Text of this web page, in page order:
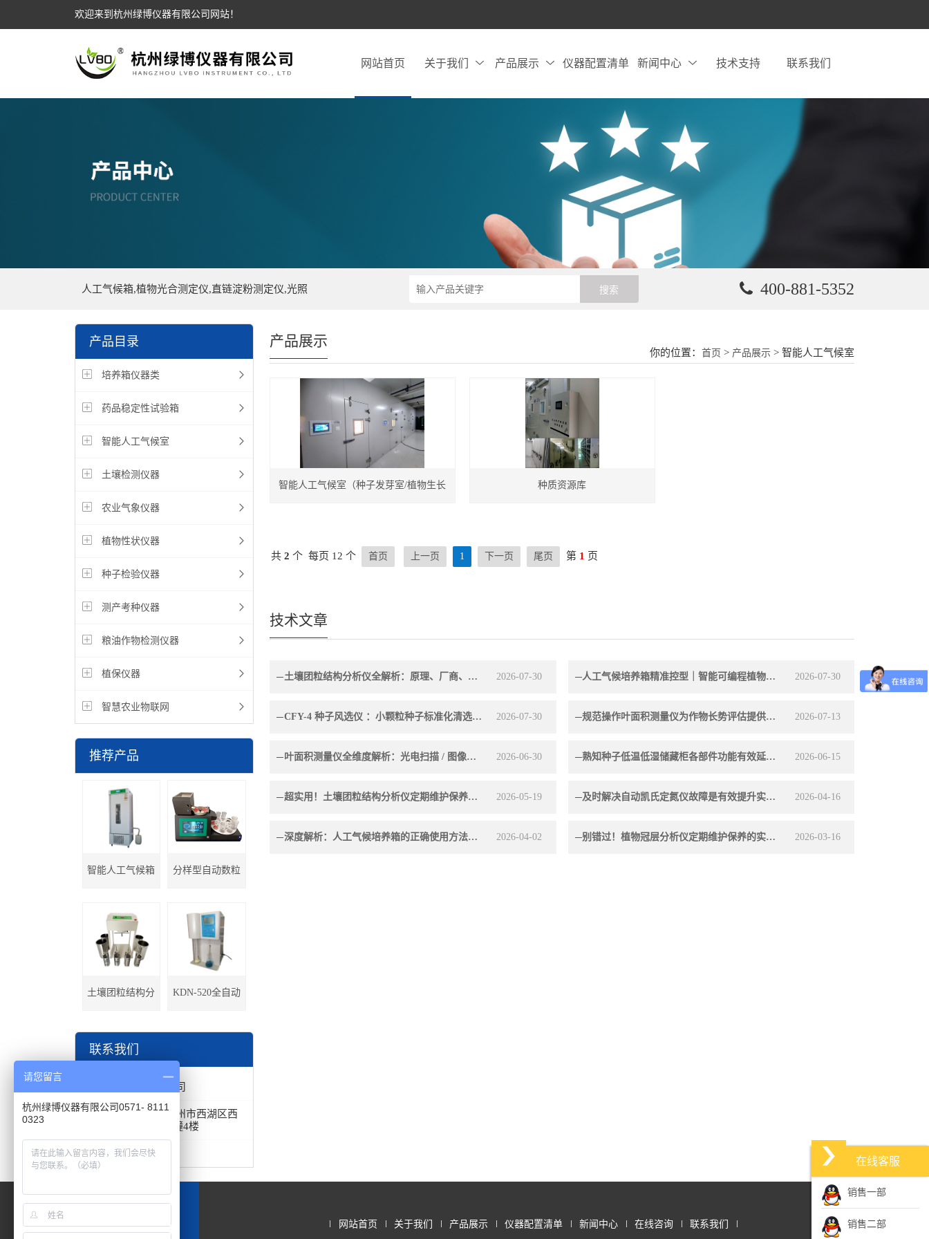
欢迎来到杭州绿博仪器有限公司网站！
网站首页 关于我们 产品展示 仪器配置清单 新闻中心 技术支持 联系我们
人工气候箱,植物光合测定仪,直链淀粉测定仪,光照 400-881-5352
产品目录
培养箱仪器类
药品稳定性试验箱
智能人工气候室
土壤检测仪器
农业气象仪器
植物性状仪器
种子检验仪器
测产考种仪器
粮油作物检测仪器
植保仪器
智慧农业物联网
推荐产品
智能人工气候箱 分样型自动数粒
土壤团粒结构分 KDN-520全自动
联系我们
杭州绿博仪器有限公司
公司地址： 浙江省杭州市西湖区西
湖科技园福华大厦A幢4楼
电话： 400-881-5352
你的位置：首页 > 产品展示 > 智能人工气候室
产品展示
智能人工气候室（种子发芽室/植物生长 种质资源库
共 2 个 每页 12 个 首页 上一页 1 下一页 尾页 第 1 页
技术文章
土壤团粒结构分析仪全解析：原理、厂商、选型，看完就懂！ 2026-07-30 人工气候培养箱精准控型｜智能可编程植物育苗与科研试验设备详解 2026-07-30
CFY-4 种子风选仪 ：小颗粒种子标准化清选专用设备 2026-07-30 规范操作叶面积测量仪为作物长势评估提供数据支撑 2026-07-13
叶面积测量仪全维度解析：光电扫描 / 图像分析工作原理、分场景采购选型指南 2026-06-30 熟知种子低温低湿储藏柜各部件功能有效延长种子储存周期 2026-06-15
超实用！土壤团粒结构分析仪定期维护保养方法大汇总 2026-05-19 及时解决自动凯氏定氮仪故障是有效提升实验效率的关键 2026-04-16
深度解析：人工气候培养箱的正确使用方法全攻略 2026-04-02 别错过！植物冠层分析仪定期维护保养的实用方法 2026-03-16
网站首页 关于我们 产品展示 仪器配置清单 新闻中心 在线咨询 联系我们
在线客服
销售一部
销售二部
请您留言
杭州绿博仪器有限公司0571- 8111
0323